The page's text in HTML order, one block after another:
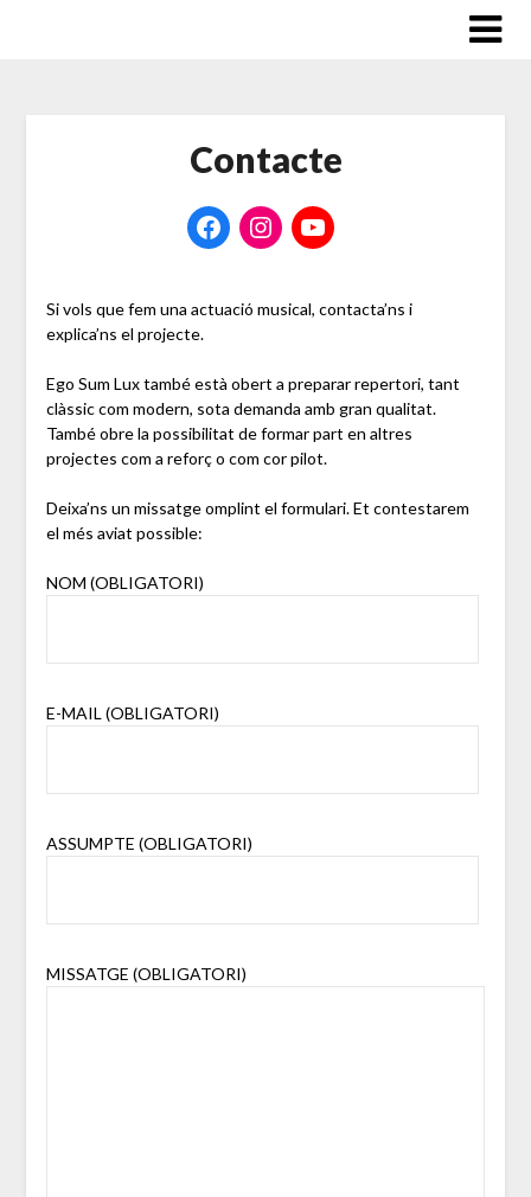
Contacte
Si vols que fem una actuació musical, contacta’ns i
explica’ns el projecte.
Ego Sum Lux també està obert a preparar repertori, tant
clàssic com modern, sota demanda amb gran qualitat.
També obre la possibilitat de formar part en altres
projectes com a reforç o com cor pilot.
Deixa’ns un missatge omplint el formulari. Et contestarem
el més aviat possible:
NOM (OBLIGATORI)
E-MAIL (OBLIGATORI)
ASSUMPTE (OBLIGATORI)
MISSATGE (OBLIGATORI)